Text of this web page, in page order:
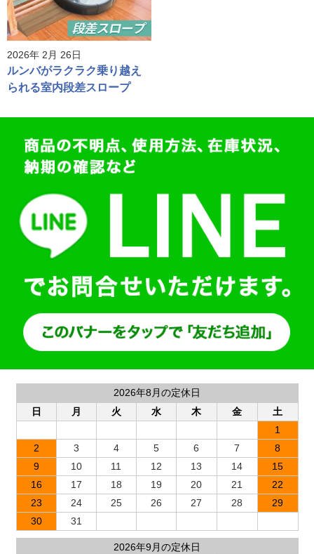
2026年 2月 26日
ルンバがラクラク乗り越え
られる室内段差スロープ
2026年8月の定休日
日
月 火 水 木 金
土
1
2
3 4 5 6 7
8
9
10 11 12 13 14
15
16
17 18 19 20 21
22
23
24 25 26 27 28
29
30
31
2026年9月の定休日